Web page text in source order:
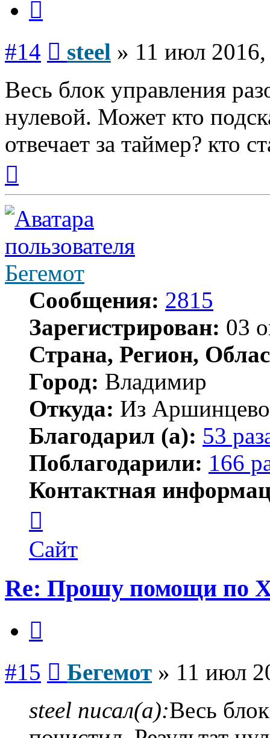
#14 steel » 11 июл
Весь блок управления
нулевой. Может кто
отвечает за таймер? кто
началу
Бегемот
Сообщения: 2815
Зарегистрирован: 03
Страна, Регион,
Город: Владимир
Откуда: Из
Благодарил (а): 53
Поблагодарили: 166
Контактная
пользователя
Бегемот
Сайт
Re: Прошу помощи по
#15 Бегемот » 11 июл
steel писал(а):Весь